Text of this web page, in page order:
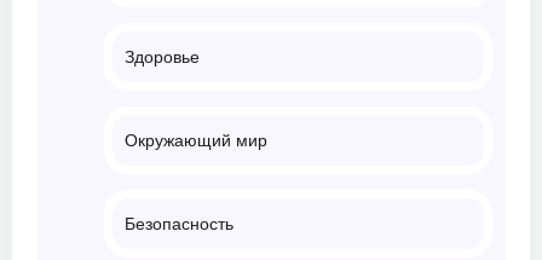
Здоровье
Окружающий мир
Безопасность